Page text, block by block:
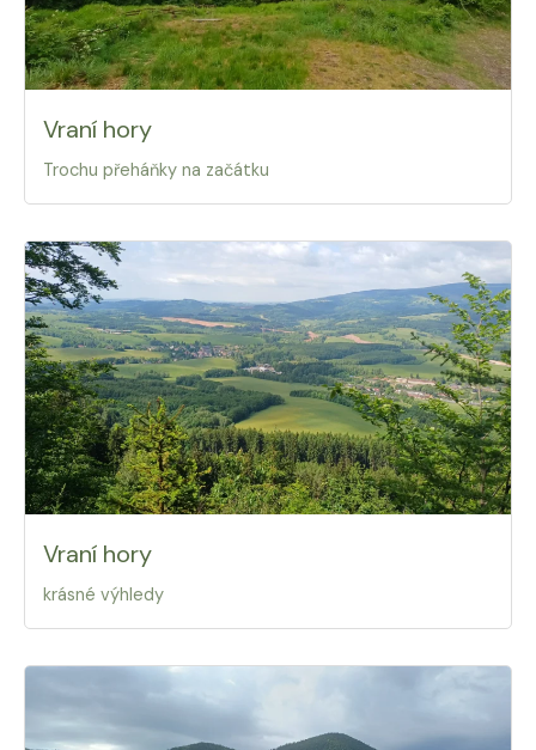
Vraní hory
Trochu přeháňky na začátku
Vraní hory
krásné výhledy